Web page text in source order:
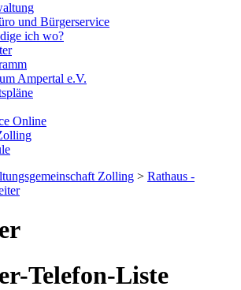
und Bürgerservice
ich wo?
Ampertal e.V.
Online
Zolling > Rathaus -
Telefon-Liste